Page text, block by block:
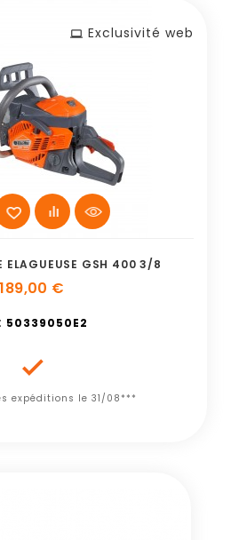
Exclusivité web
ELAGUEUSE GSH 400 3/8
189,00 €
50339050E2

expéditions le 31/08***